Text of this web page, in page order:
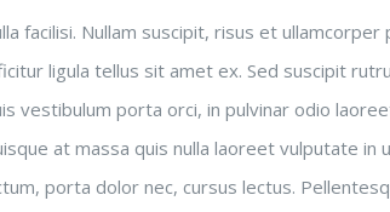
facilisi. Nullam suscipit, risus et
ligula tellus sit amet ex. Sed suscipit
vestibulum porta orci, in pulvinar odio
at massa quis nulla laoreet vulputate in
porta dolor nec, cursus lectus.